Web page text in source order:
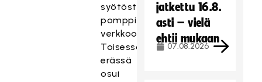
syötöstä
pomppi
verkkoon.
Toisessa
erässä
osui
jatkettu 16.8.
asti – vielä
ehtii mukaan
07.08.2026